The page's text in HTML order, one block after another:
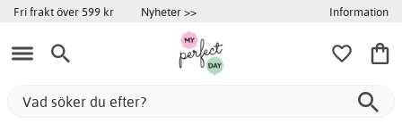
Fri frakt över 599 kr Nyheter >> Information